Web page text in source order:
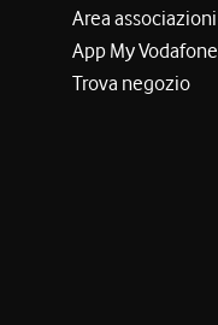
Area associazioni
App My Vodafone
Trova negozio